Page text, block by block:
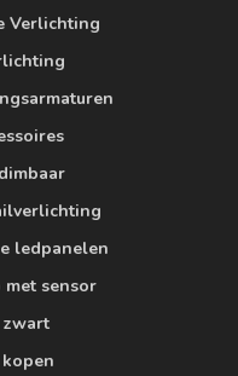
Verlichting
ledpanelen
met sensor